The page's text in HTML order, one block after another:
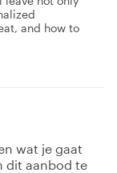
and how to
wat je gaat
dit aanbod te